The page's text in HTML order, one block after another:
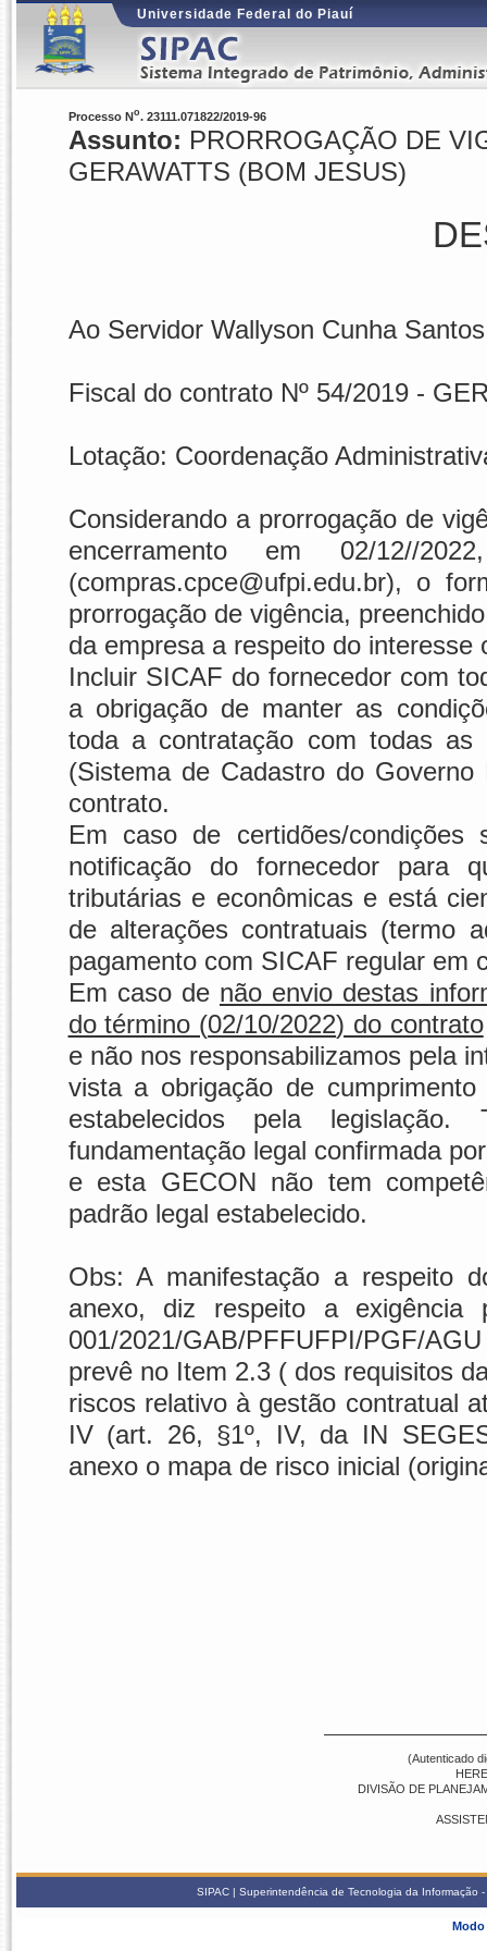
Universidade Federal do Piauí
Processo No. 23111.071822/2019-96
Assunto: PRORROGAÇÃO DE
GERAWATTS (BOM JESUS)
Ao Servidor Wallyson Cunha Santos
Fiscal do contrato Nº 54/2019 -
Lotação: Coordenação
Considerando a prorrogação de
encerramento em 02/12//2022,
(compras.cpce@ufpi.edu.br), o
prorrogação de vigência,
da empresaa respeito do interesse
Incluir SICAF do fornecedor com
a obrigação de manter as
toda a contratação com todas
(Sistema de Cadastro do
contrato.
Em caso de certidões/condições
notificação do fornecedor para
tributárias e econômicas e está
de alterações contratuais (termo
pagamento com SICAF regular em
Em caso de não envio destas
do término (02/10/2022) do contrato
e não nos responsabilizamos pela
vista a obrigação de
estabelecidos pela
fundamentação legal confirmada
e esta GECON não tem
padrão legal estabelecido.
Obs: A manifestação a respeito
anexo, diz respeito a exigência
001/2021/GAB/PFFUFPI/PGF/
prevê no Item 2.3 ( dos requisitos
riscos relativo à gestão contratual
IV (art. 26, §1º, IV, da IN
anexo o mapa de risco inicial
(Autenticado
DIVISÃO DE
SIPAC | Superintendência de Tecnologia da
Modo